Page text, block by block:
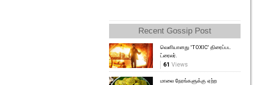
Recent Gossip Post
வெளியானது 'TOXIC' திரைப்பட
ட்ரைலர்.
61 Views
மாலை நேரங்களுக்கு ஏற்ற